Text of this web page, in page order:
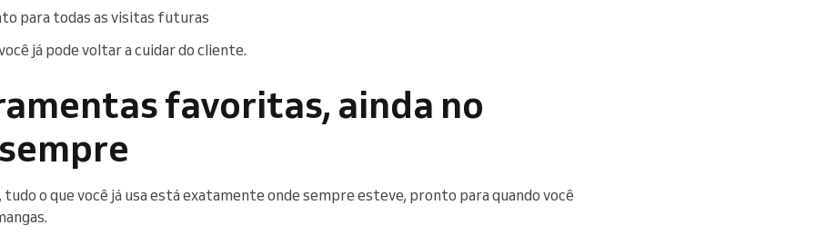
para todas as visitas futuras
já pode voltar a cuidar do cliente.
favoritas, ainda no
tudo o que você já usa está exatamente onde sempre esteve, pronto para quando você